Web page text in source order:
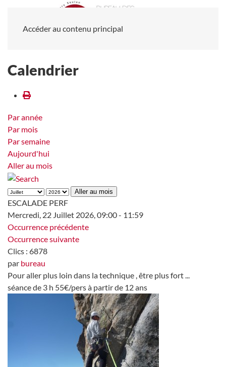
Accéder au contenu principal
Calendrier
Par année
Par mois
Par semaine
Aujourd'hui
Aller au mois
Aller au mois
ESCALADE PERF
Mercredi, 22 Juillet 2026, 09:00 - 11:59
Occurrence précédente
Occurrence suivante
Clics : 6878
par bureau
Pour aller plus loin dans la technique , être plus fort ...
séance de 3 h 55€/pers à partir de 12 ans